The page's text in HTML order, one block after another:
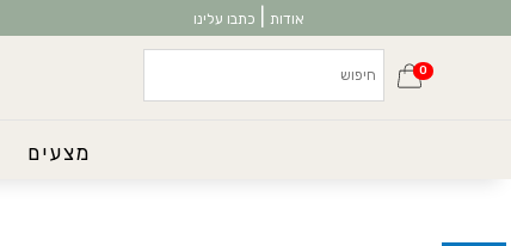
אודות| כתבו עלינו
0
מצעים